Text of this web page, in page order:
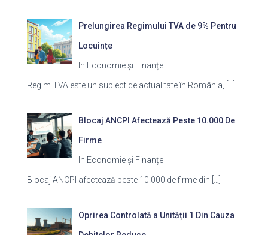
Prelungirea Regimului TVA de 9% Pentru
Locuințe
In Economie și Finanțe
Regim TVA este un subiect de actualitate în România,
Blocaj ANCPI Afectează Peste 10.000 De
Firme
In Economie și Finanțe
Blocaj ANCPI afectează peste 10.000 de firme din
Oprirea Controlată a Unității 1 Din Cauza